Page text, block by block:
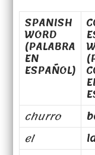
SPANISH
WORD
(PALABRA
EN
ESPAÑOL)
churro
el